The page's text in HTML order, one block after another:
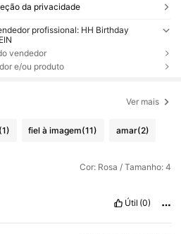
da privacidade
profissional: HH Birthday
vendedor
e/ou produto
Ver mais
(1) fiel à imagem(11) amar(2)
Cor: Rosa / Tamanho: 4
Útil (0)